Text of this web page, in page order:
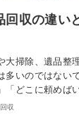
回収の違い
大掃除、遺品整
多いのではない
「どこに頼めば
収